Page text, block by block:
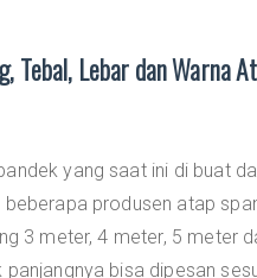
Tebal, Lebar dan Warna
yang saat ini di buat
beberapa produsen atap
3 meter, 4 meter, 5 meter
panjangnya bisa dipesan